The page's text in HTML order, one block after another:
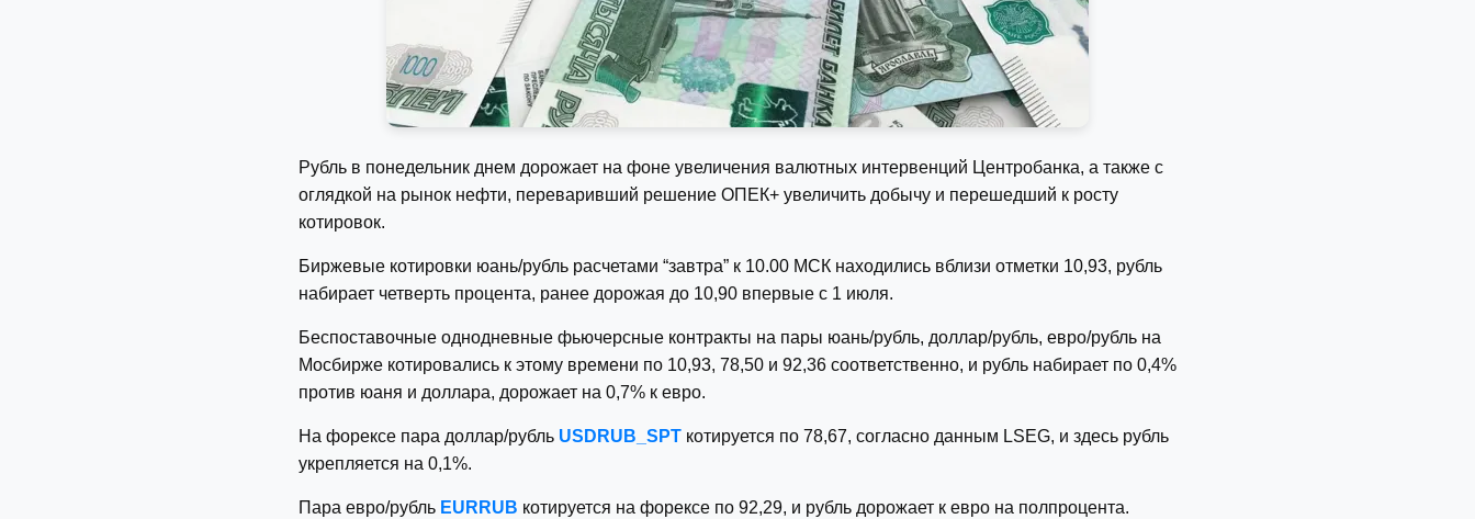
Рубль в понедельник днем дорожает на фоне увеличения валютных интервенций Центробанка, а также с
оглядкой на рынок нефти, переваривший решение ОПЕК+ увеличить добычу и перешедший к росту
котировок.
Биржевые котировки юань/рубль расчетами “завтра” к 10.00 МСК находились вблизи отметки 10,93, рубль
набирает четверть процента, ранее дорожая до 10,90 впервые с 1 июля.
Беспоставочные однодневные фьючерсные контракты на пары юань/рубль, доллар/рубль, евро/рубль на
Мосбирже котировались к этому времени по 10,93, 78,50 и 92,36 соответственно, и рубль набирает по 0,4%
против юаня и доллара, дорожает на 0,7% к евро.
На форексе пара доллар/рубль USDRUB_SPT котируется по 78,67, согласно данным LSEG, и здесь рубль
укрепляется на 0,1%.
Пара евро/рубль EURRUB котируется на форексе по 92,29, и рубль дорожает к евро на полпроцента.